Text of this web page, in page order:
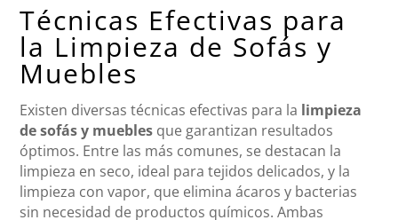
Técnicas Efectivas para
la Limpieza de Sofás y
Muebles
Existen diversas técnicas efectivas para la limpieza
de sofás y muebles que garantizan resultados
óptimos. Entre las más comunes, se destacan la
limpieza en seco, ideal para tejidos delicados, y la
limpieza con vapor, que elimina ácaros y bacterias
sin necesidad de productos químicos. Ambas